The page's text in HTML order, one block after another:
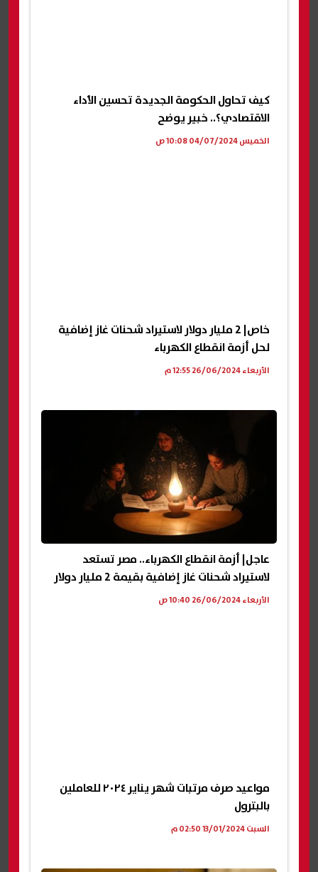
كيف تحاول الحكومة الجديدة تحسين الأداء
الاقتصادي؟.. خبير يوضح
الخميس 04/07/2024 10:08 ص
خاص| 2 مليار دولار لاستيراد شحنات غاز إضافية
لحل أزمة انقطاع الكهرباء
الأربعاء 26/06/2024 12:55 م
عاجل| أزمة انقطاع الكهرباء.. مصر تستعد
لاستيراد شحنات غاز إضافية بقيمة 2 مليار دولار
الأربعاء 26/06/2024 10:40 ص
مواعيد صرف مرتبات شهر يناير ٢٠٢٤ للعاملين
بالبترول
السبت 13/01/2024 02:50 م